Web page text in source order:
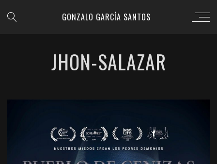
GONZALO GARCÍA SANTOS
JHON-SALAZAR